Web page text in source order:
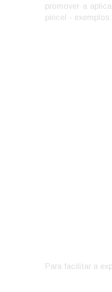
promover a
pincel - exemplos:
Para facilitar a